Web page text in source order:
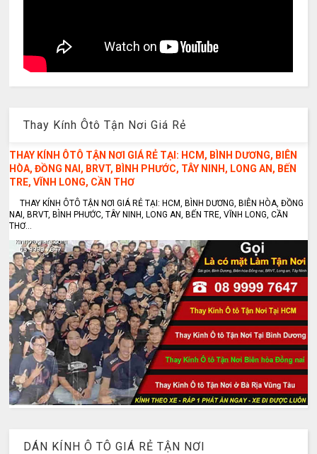
Thay Kính Ôtô Tận Nơi Giá Rẻ
THAY KÍNH ÔTÔ TẬN NƠI GIÁ RẺ TẠI: HCM, BÌNH DƯƠNG, BIÊN
HÒA, ĐỒNG NAI, BRVT, BÌNH PHƯỚC, TÂY NINH, LONG AN, BẾN
TRE, VĨNH LONG, CẦN THƠ
THAY KÍNH ÔTÔ TẬN NƠI GIÁ RẺ TẠI: HCM, BÌNH DƯƠNG, BIÊN HÒA, ĐỒNG
NAI, BRVT, BÌNH PHƯỚC, TÂY NINH, LONG AN, BẾN TRE, VĨNH LONG, CẦN
THƠ...
DÁN KÍNH Ô TÔ GIÁ RẺ TẬN NƠI